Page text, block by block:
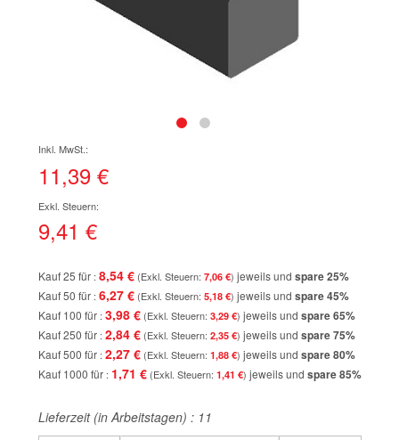
der
Bildgalerie
11,39 €
9,41 €
Kauf 25 für 8,54 € 7,06 € jeweils und spare25%
Kauf 50 für 6,27 € 5,18 € jeweils und spare45%
Kauf 100 für 3,98 € 3,29 € jeweils und spare65%
Kauf 250 für 2,84 € 2,35 € jeweils und spare75%
Kauf 500 für 2,27 € 1,88 € jeweils und spare80%
Kauf 1000 für 1,71 € 1,41 € jeweils und spare85%
Lieferzeit (in Arbeitstagen) : 11